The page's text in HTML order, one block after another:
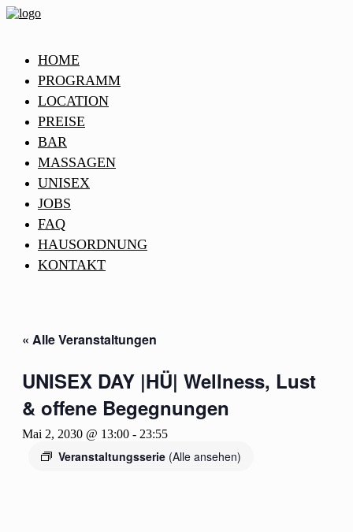
HOME
PROGRAMM
LOCATION
PREISE
BAR
MASSAGEN
UNISEX
JOBS
FAQ
HAUSORDNUNG
KONTAKT
« Alle Veranstaltungen
UNISEX DAY |HÜ| Wellness, Lust
& offene Begegnungen
Mai 2, 2030 @ 13:00 - 23:55
Veranstaltungsserie (Alle ansehen)